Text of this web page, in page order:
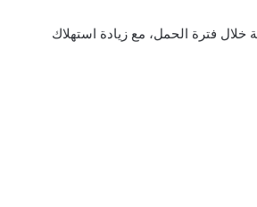
فترة الحمل، مع زيادة استهلاك